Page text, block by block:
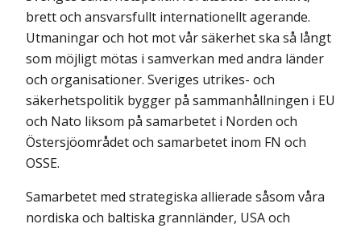
brett och ansvarsfullt internationellt agerande.
Utmaningar och hot mot vår säkerhet ska så långt
som möjligt mötas i samverkan med andra länder
och organisationer. Sveriges utrikes- och
säkerhetspolitik bygger på sammanhållningen i EU
och Nato liksom på samarbetet i Norden och
Östersjöområdet och samarbetet inom FN och
OSSE.
Samarbetet med strategiska allierade såsom våra
nordiska och baltiska grannländer, USA och